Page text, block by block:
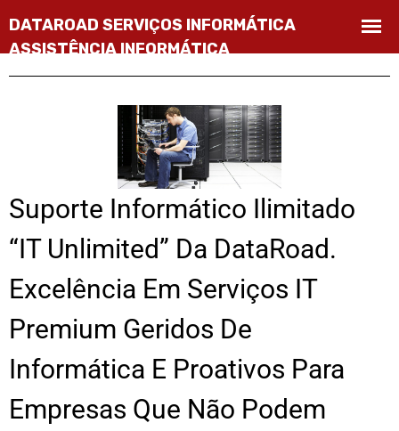
Suporte Informático Ilimitado
“IT Unlimited” Da DataRoad.
Excelência Em Serviços IT
Premium Geridos De
Informática E Proativos Para
Empresas Que Não Podem